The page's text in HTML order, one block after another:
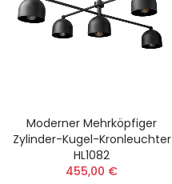
Moderner Mehrköpfiger
Zylinder-Kugel-Kronleuchter
HL1082
455,00 €